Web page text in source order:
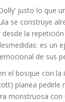
justo lo que
se construye
la
es un
de sus
el bosque con
planea
monstruosa